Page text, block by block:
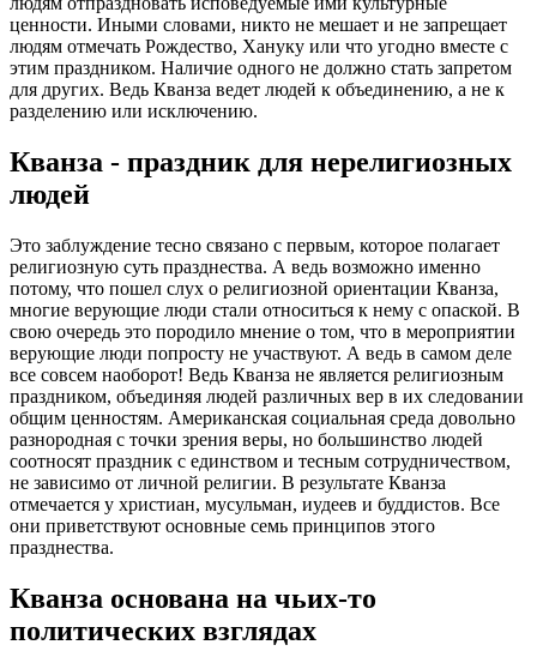
ценности. Иными словами, никто не мешает и не запрещает
людям отмечать Рождество, Хануку или что угодно вместе с
этим праздником. Наличие одного не должно стать запретом
для других. Ведь Кванза ведет людей к объединению, а не к
разделению или исключению.
Кванза - праздник для нерелигиозных
людей
Это заблуждение тесно связано с первым, которое полагает
религиозную суть празднества. А ведь возможно именно
потому, что пошел слух о религиозной ориентации Кванза,
многие верующие люди стали относиться к нему с опаской. В
свою очередь это породило мнение о том, что в мероприятии
верующие люди попросту не участвуют. А ведь в самом деле
все совсем наоборот! Ведь Кванза не является религиозным
праздником, объединяя людей различных вер в их следовании
общим ценностям. Американская социальная среда довольно
разнородная с точки зрения веры, но большинство людей
соотносят праздник с единством и тесным сотрудничеством,
не зависимо от личной религии. В результате Кванза
отмечается у христиан, мусульман, иудеев и буддистов. Все
они приветствуют основные семь принципов этого
празднества.
Кванза основана на чьих-то
политических взглядах